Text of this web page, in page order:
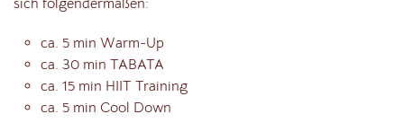
ca. 5 min Warm-Up
ca. 30 min TABATA
ca. 15 min HIIT Training
ca. 5 min Cool Down